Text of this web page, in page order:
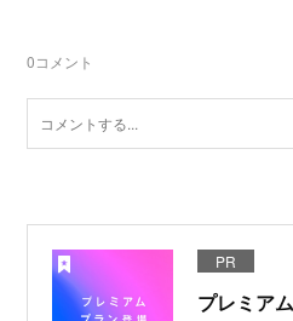
0コメント
PR
プレミア